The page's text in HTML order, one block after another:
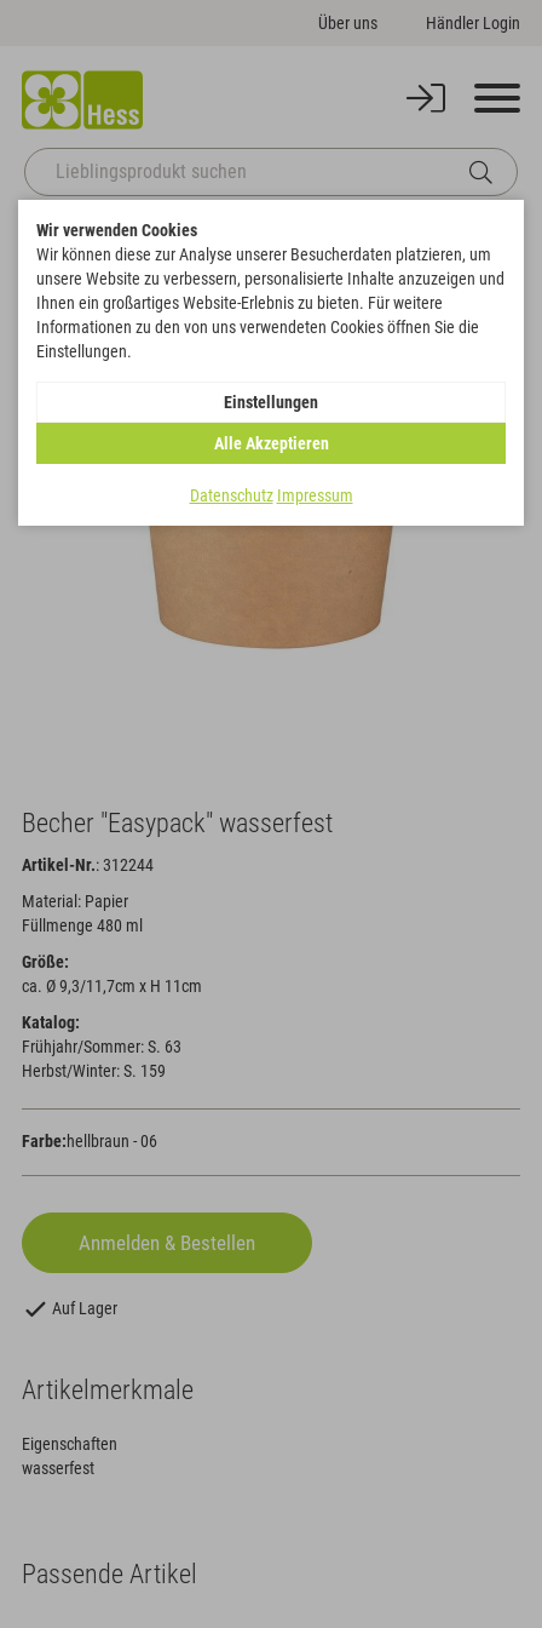
Über uns Händler Login
Startseite Gefäße Sonstige Gefäße
Zurück zur Artikelübersicht
Becher "Easypack" wasserfest
Artikel-Nr.: 312244
Material: Papier
Füllmenge 480 ml
Größe:
ca. Ø 9,3/11,7cm x H 11cm
Katalog:
Frühjahr/Sommer: S. 63
Herbst/Winter: S. 159
Farbe:hellbraun - 06
Auf Lager
Artikelmerkmale
Eigenschaften
wasserfest
Passende Artikel
Wir verwenden Cookies
Wir können diese zur Analyse unserer Besucherdaten platzieren, um
unsere Website zu verbessern, personalisierte Inhalte anzuzeigen und
Ihnen ein großartiges Website-Erlebnis zu bieten. Für weitere
Informationen zu den von uns verwendeten Cookies öffnen Sie die
Einstellungen.
Einstellungen
Alle Akzeptieren
Datenschutz Impressum